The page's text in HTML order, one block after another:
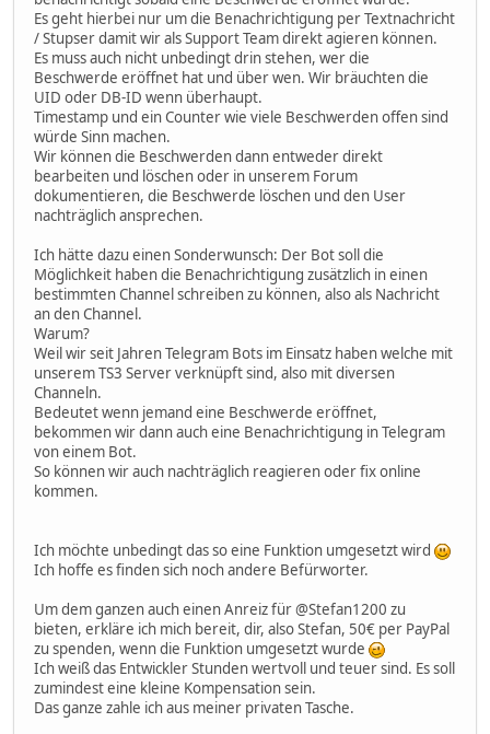
Es geht hierbei nur um die Benachrichtigung per Textnachricht
/ Stupser damit wir als Support Team direkt agieren können.
Es muss auch nicht unbedingt drin stehen, wer die
Beschwerde eröffnet hat und über wen. Wir bräuchten die
UID oder DB-ID wenn überhaupt.
Timestamp und ein Counter wie viele Beschwerden offen sind
würde Sinn machen.
Wir können die Beschwerden dann entweder direkt
bearbeiten und löschen oder in unserem Forum
dokumentieren, die Beschwerde löschen und den User
nachträglich ansprechen.
Ich hätte dazu einen Sonderwunsch: Der Bot soll die
Möglichkeit haben die Benachrichtigung zusätzlich in einen
bestimmten Channel schreiben zu können, also als Nachricht
an den Channel.
Warum?
Weil wir seit Jahren Telegram Bots im Einsatz haben welche mit
unserem TS3 Server verknüpft sind, also mit diversen
Channeln.
Bedeutet wenn jemand eine Beschwerde eröffnet,
bekommen wir dann auch eine Benachrichtigung in Telegram
von einem Bot.
So können wir auch nachträglich reagieren oder fix online
kommen.
Ich möchte unbedingt das so eine Funktion umgesetzt wird
Ich hoffe es finden sich noch andere Befürworter.
Um dem ganzen auch einen Anreiz für @Stefan1200 zu
bieten, erkläre ich mich bereit, dir, also Stefan, 50€ per PayPal
zu spenden, wenn die Funktion umgesetzt wurde
Ich weiß das Entwickler Stunden wertvoll und teuer sind. Es soll
zumindest eine kleine Kompensation sein.
Das ganze zahle ich aus meiner privaten Tasche.